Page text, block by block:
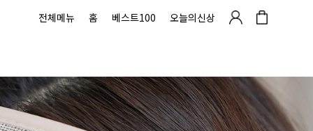
전체메뉴 홈 베스트100 오늘의신상